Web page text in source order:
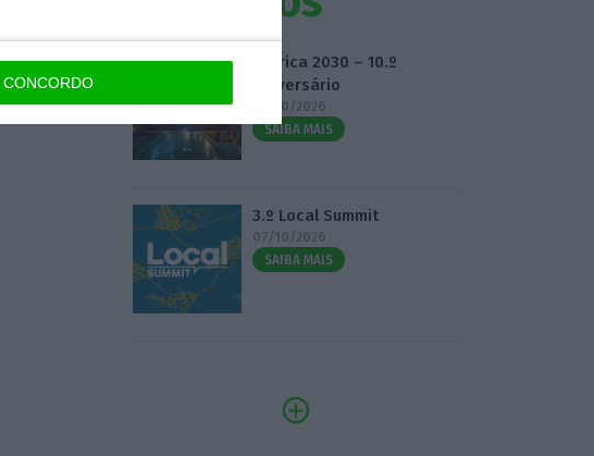
CONCORDO
Fábrica 2030 – 10.º
Aniversário
14/10/2026
SAIBA MAIS
3.º Local Summit
07/10/2026
SAIBA MAIS